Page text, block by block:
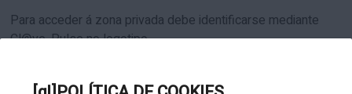
CARTAFOL CIDADÁN
Para acceder á zona privada debe identificarse mediante
Cl@ve. Pulse no logotipo